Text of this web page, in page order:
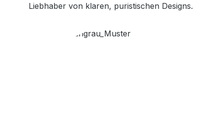
Liebhaber von klaren, puristischen Designs.